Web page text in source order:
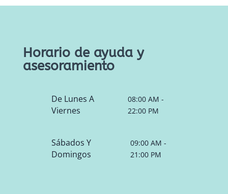
Horario de ayuda y
asesoramiento
De Lunes A
Viernes
08:00 AM -
22:00 PM
Sábados Y
Domingos
09:00 AM -
21:00 PM